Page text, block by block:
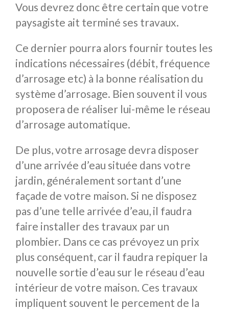
Vous devrez donc être certain que votre
paysagiste ait terminé ses travaux.
Ce dernier pourra alors fournir toutes les
indications nécessaires (débit, fréquence
d’arrosage etc) à la bonne réalisation du
système d’arrosage. Bien souvent il vous
proposera de réaliser lui-même le réseau
d’arrosage automatique.
De plus, votre arrosage devra disposer
d’une arrivée d’eau située dans votre
jardin, généralement sortant d’une
façade de votre maison. Si ne disposez
pas d’une telle arrivée d’eau, il faudra
faire installer des travaux par un
plombier. Dans ce cas prévoyez un prix
plus conséquent, car il faudra repiquer la
nouvelle sortie d’eau sur le réseau d’eau
intérieur de votre maison. Ces travaux
impliquent souvent le percement de la